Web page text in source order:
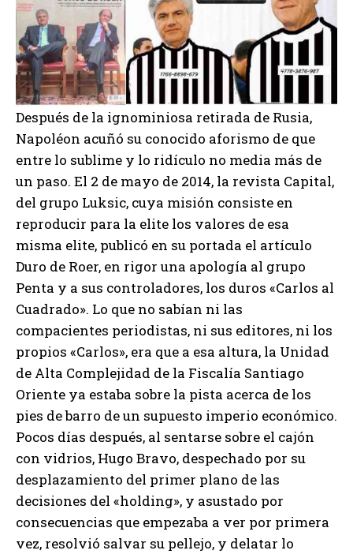
Después de la ignominiosa retirada de Rusia,
Napoléon acuñó su conocido aforismo de que
entre lo sublime y lo ridículo no media más de
un paso. El 2 de mayo de 2014, la revista Capital,
del grupo Luksic, cuya misión consiste en
reproducir para la elite los valores de esa
misma elite, publicó en su portada el artículo
Duro de Roer, en rigor una apología al grupo
Penta y a sus controladores, los duros «Carlos al
Cuadrado». Lo que no sabían ni las
compacientes periodistas, ni sus editores, ni los
propios «Carlos», era que a esa altura, la Unidad
de Alta Complejidad de la Fiscalía Santiago
Oriente ya estaba sobre la pista acerca de los
pies de barro de un supuesto imperio económico.
Pocos días después, al sentarse sobre el cajón
con vidrios, Hugo Bravo, despechado por su
desplazamiento del primer plano de las
decisiones del «holding», y asustado por
consecuencias que empezaba a ver por primera
vez, resolvió salvar su pellejo, y delatar lo